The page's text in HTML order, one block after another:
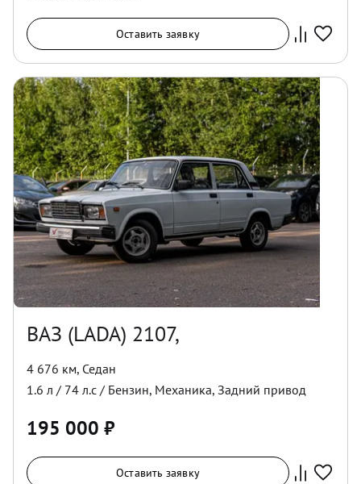
Оставить заявку
ВАЗ (LADA) 2107,
4 676 км, Седан
1.6 л / 74 л.с / Бензин, Механика, Задний привод
195 000 ₽
Оставить заявку